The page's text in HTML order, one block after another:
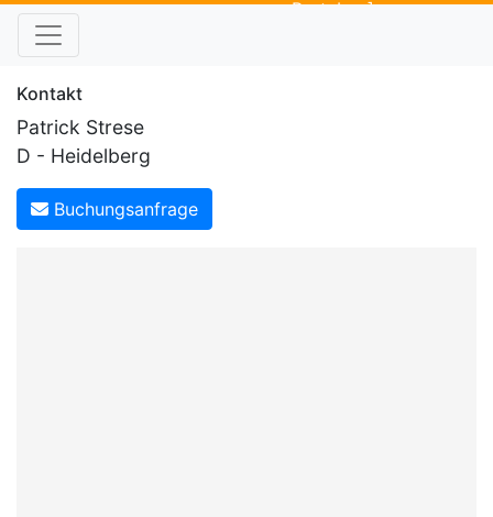
Partyban]
Kontakt
Patrick Strese
D - Heidelberg
Buchungsanfrage